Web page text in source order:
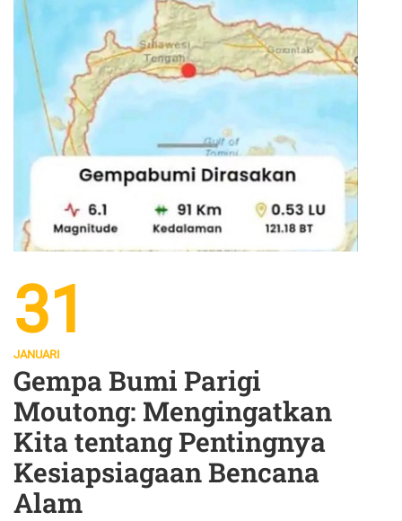
31
JANUARI
Gempa Bumi Parigi
Moutong: Mengingatkan
Kita tentang Pentingnya
Kesiapsiagaan Bencana
Alam